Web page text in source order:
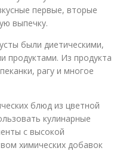
первые, вторые
выпечку.
были диетическими,
продуктами. Из продукта
рагу и многое
блюд из цветной
кулинарные
с высокой
химических добавок